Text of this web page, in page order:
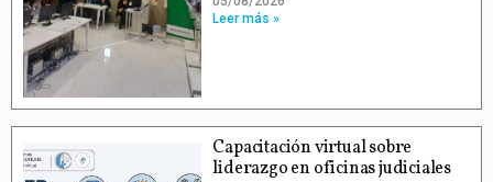
Leer más »
Capacitación virtual sobre
liderazgo en oficinas judiciales